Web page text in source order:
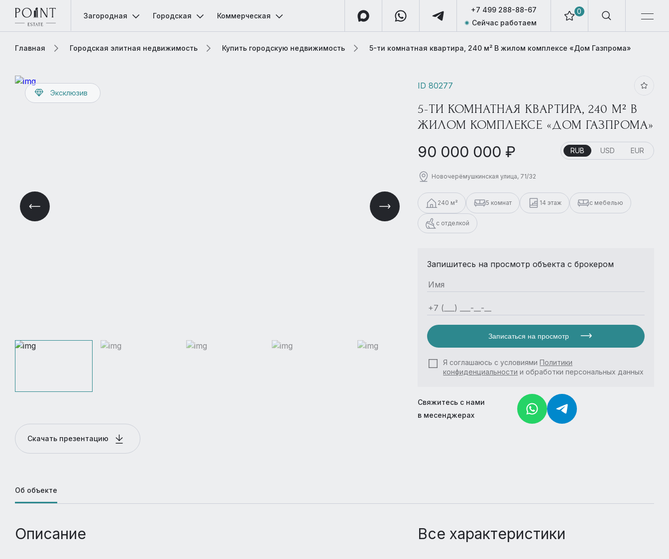
0
+7 499 288-88-67
Сейчас работаем
Загородная Городская Коммерческая
Главная Городская элитная недвижимость Купить городскую недвижимость 5-ти комнатная квартира, 240 м² В жилом комплексе «Дом Газпрома»
Эксклюзив
Скачать презентацию
ID 80277
5-ТИ КОМНАТНАЯ КВАРТИРА, 240 М² В
ЖИЛОМ КОМПЛЕКСЕ «ДОМ ГАЗПРОМА»
90 000 000 ₽ RUB USD EUR
Новочерёмушкинская улица, 71/32
240 м² 5 комнат 14 этаж с мебелью
с отделкой
Запишитесь на просмотр объекта с брокером
Записаться на просмотр
Я соглашаюсь с условиямиПолитики
конфиденциальности и обработки персональных данных
Свяжитесь с нами
в месенджерах
Об объекте
Описание Все характеристики